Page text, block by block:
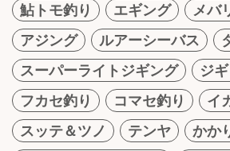
鮎トモ釣り
エギング
メバ
アジング
ルアーシーバス
スーパーライトジギング
ジ
フカセ釣り
コマセ釣り
イ
スッテ＆ツノ
テンヤ
かか